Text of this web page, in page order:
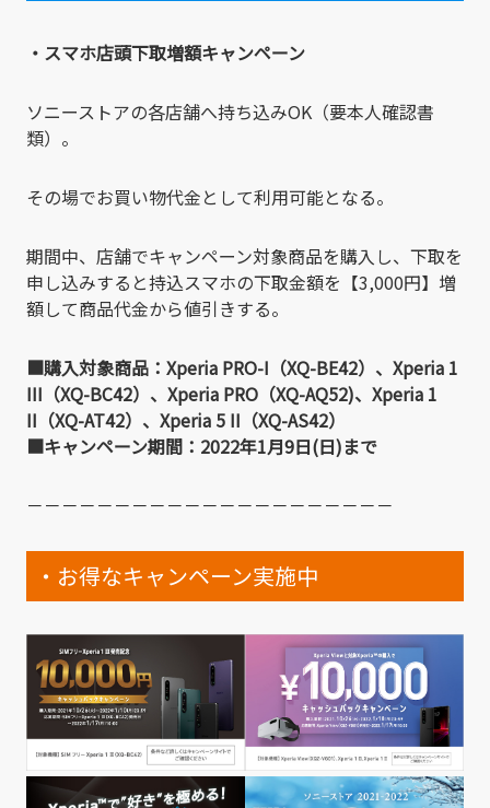
・スマホ店頭下取増額キャンペーン
ソニーストアの各店舗へ持ち込みOK（要本人確認書
類）。
その場でお買い物代金として利用可能となる。
期間中、店舗でキャンペーン対象商品を購入し、下取を
申し込みすると持込スマホの下取金額を【3,000円】増
額して商品代金から値引きする。
■購入対象商品：Xperia PRO-I（XQ-BE42）、Xperia 1
III（XQ-BC42）、Xperia PRO（XQ-AQ52)、Xperia 1
II（XQ-AT42）、Xperia 5 II（XQ-AS42）
■キャンペーン期間：2022年1月9日(日)まで
－－－－－－－－－－－－－－－－－－－－－
・お得なキャンペーン実施中